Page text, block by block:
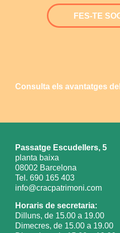
FES-TE
Consulta els avantatges
Passatge Escudellers, 5
planta baixa
08002 Barcelona
Tel. 690 165 403
info@cracpatrimoni.com
Horaris de secretaria:
Dilluns, de 15.00 a 19.00
Dimecres, de 15.00 a 19.00